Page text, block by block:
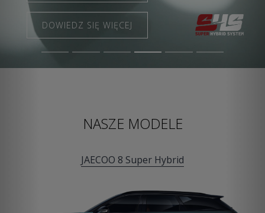
DOWIEDZ SIĘ WIĘCEJ
DOWIEDZ SIĘ WIĘCEJ
NASZE MODELE
JAECOO 8 Super Hybrid